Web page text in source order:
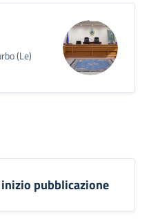
(Le)
pubblicazione